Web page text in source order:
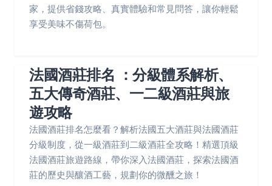
家，提供省錢攻略、真實體驗和常見問答，讓你輕鬆
享受美味不傷荷包。
法國酒莊排名 ：分級體系解析、
五大傳奇酒莊、一二級酒莊與旅
遊攻略
法國酒莊排名怎麼看？解析法國五大酒莊與法國酒莊
分級制度，從一級酒莊到二級酒莊全攻略！精選頂級
法國酒莊旅遊路線，帶你深入法國酒莊，探索法國酒
莊的歷史與釀酒工藝，規劃你的微醺之旅！